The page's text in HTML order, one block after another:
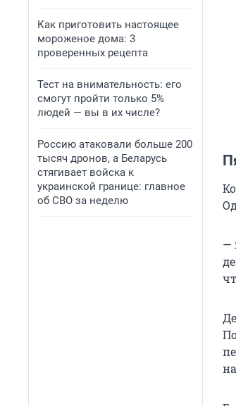
Как приготовить настоящее
мороженое дома: 3
проверенных рецепта
Тест на внимательность: его
смогут пройти только 5%
людей — вы в их числе?
Россию атаковали больше 200
тысяч дронов, а Беларусь
стягивает войска к
украинской границе: главное
об СВО за неделю
—